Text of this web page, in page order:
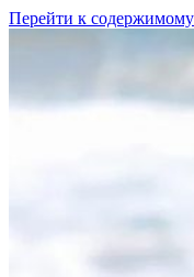
Перейти к содержимому